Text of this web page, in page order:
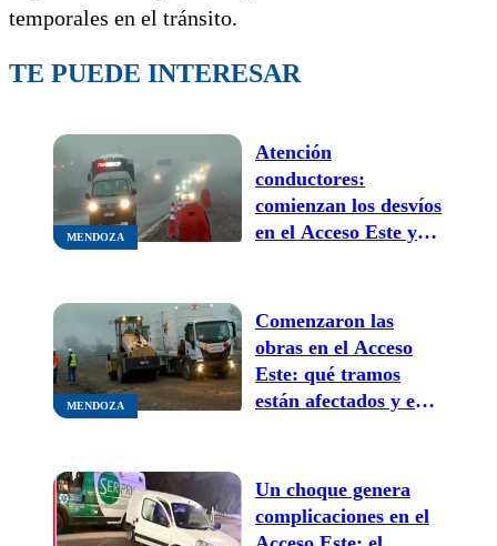
temporales en el tránsito.
TE PUEDE INTERESAR
MENDOZA
Atención
conductores:
comienzan los desvíos
en el Acceso Este y
Maipú
MENDOZA
Comenzaron las
obras en el Acceso
Este: qué tramos
están afectados y en
Un choque genera
complicaciones en el